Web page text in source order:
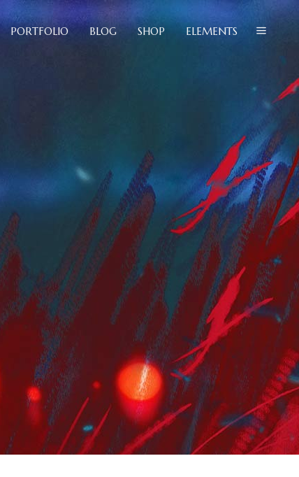
PORTFOLIO BLOG SHOP ELEMENTS
List Item